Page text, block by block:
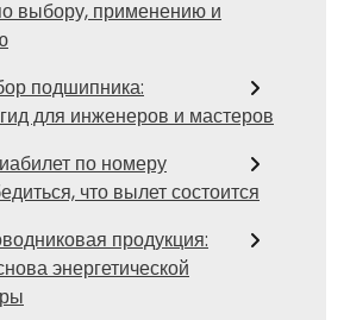
выбору, применению и
подшипника:
для инженеров и мастеров
по номеру
что вылет состоится
продукция:
энергетической